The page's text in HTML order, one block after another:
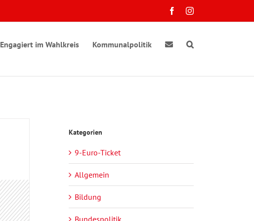
FacebookInstagram
Engagiert im Wahlkreis Kommunalpolitik
Kategorien
9-Euro-Ticket
Allgemein
Bildung